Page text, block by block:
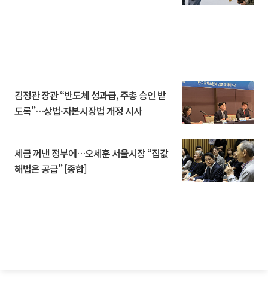
김정관 장관 “반도체 성과급, 주총 승인 받
도록”…상법·자본시장법 개정 시사
세금 꺼낸 정부에…오세훈 서울시장 “집값
해법은 공급” [종합]